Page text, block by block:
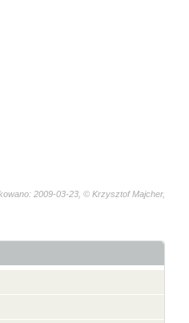
2009-03-23, © Krzysztof Majcher,